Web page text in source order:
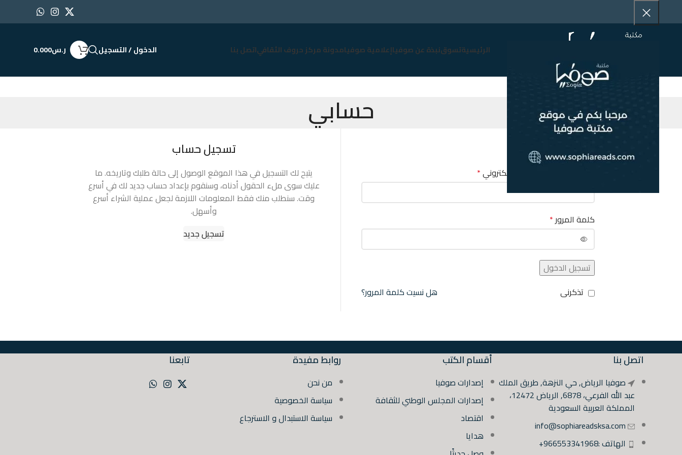
الرئيسيةتسوقنبذة عن صوفياإعلامية صوفيامدونة مركز حروف الثقافياتصل بنا الدخول / التسجيل ر.س0.000
حسابي
تسجيل الدخول
اسم المستخدم أو البريد الإلكتروني*
كلمة المرور*
تسجيل الدخول
هل نسيت كلمة المرور؟
تذكرنى
تسجيل حساب
يتيح لك التسجيل في هذا الموقع الوصول إلى حالة طلبك وتاريخه. ما
عليك سوى ملء الحقول أدناه، وسنقوم بإعداد حساب جديد لك في أسرع
وقت. سنطلب منك فقط المعلومات اللازمة لجعل عملية الشراء أسرع
وأسهل.
تسجيل جديد
اتصل بنا
صوفيا الرياض, حي النزهة, طريق الملك
عبد الله الفرعي، 6878, الرياض 12472،
المملكة العربية السعودية
info@sophiareadsksa.com
الهاتف :966553341968+
أقسام الكتب
إصدارات صوفيا
إصدارات المجلس الوطني للثقافة
اقتصاد
هدايا
روابط مفيدة
من نحن
سياسة الخصوصية
سياسة الاستبدال و الاسترجاع
تابعنا